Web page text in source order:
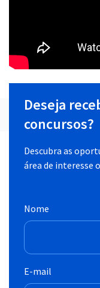
Deseja
concursos?
Descubra as
área de interesse
Nome
E-mail